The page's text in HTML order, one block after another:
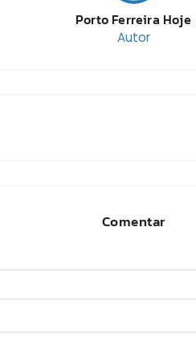
Porto Ferreira Hoje
Autor
Comentar